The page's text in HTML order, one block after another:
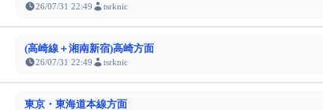
26/07/31 22:49 tsrknic
(高崎線＋湘南新宿)高崎方面
26/07/31 22:49 tsrknic
東京・東海道本線方面